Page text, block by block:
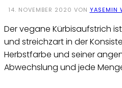
14. NOVEMBER 2020 VON YASEMIN
Der vegane Kürbisaufstrich
und streichzart in der
Herbstfarbe und seiner
Abwechslung und jede